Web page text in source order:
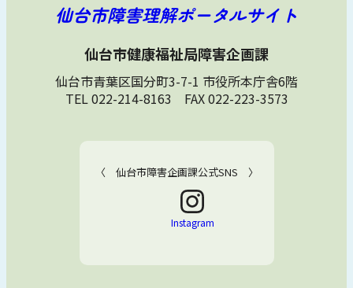
仙台市障害理解ポータルサイト
仙台市健康福祉局障害企画課
仙台市青葉区国分町3-7-1 市役所本庁舎6階
TEL 022-214-8163 FAX 022-223-3573
〈 仙台市障害企画課公式SNS 〉
Instagram